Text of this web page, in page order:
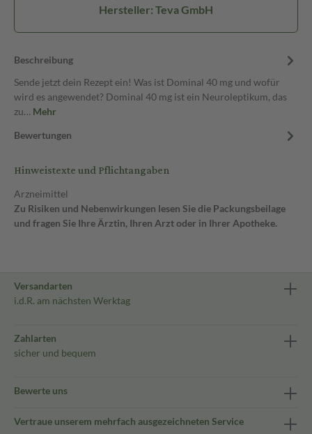
Hersteller: Teva GmbH
Beschreibung
Sende jetzt dein Rezept ein! Was ist Dominal 40 mg und wofür
wird es angewendet? Dominal 40 mg ist ein Neuroleptikum, das
zu… Mehr
Bewertungen
Hinweistexte und Pflichtangaben
Arzneimittel
Zu Risiken und Nebenwirkungen lesen Sie die Packungsbeilage
und fragen Sie Ihre Ärztin, Ihren Arzt oder in Ihrer Apotheke.
Versandarten
i.d.R. am nächsten Werktag
Zahlarten
sicher und bequem
Bewerte uns
Vertraue unserem mehrfach ausgezeichneten Service